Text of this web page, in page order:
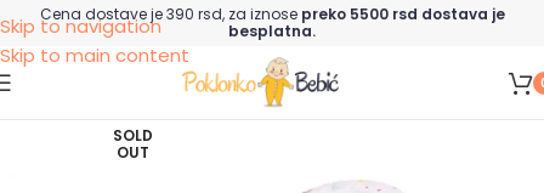
Skip to navigation
Skip to main content
Cena dostave je 390 rsd, za iznose preko 5500 rsd dostava je
besplatna.
SOLD
OUT